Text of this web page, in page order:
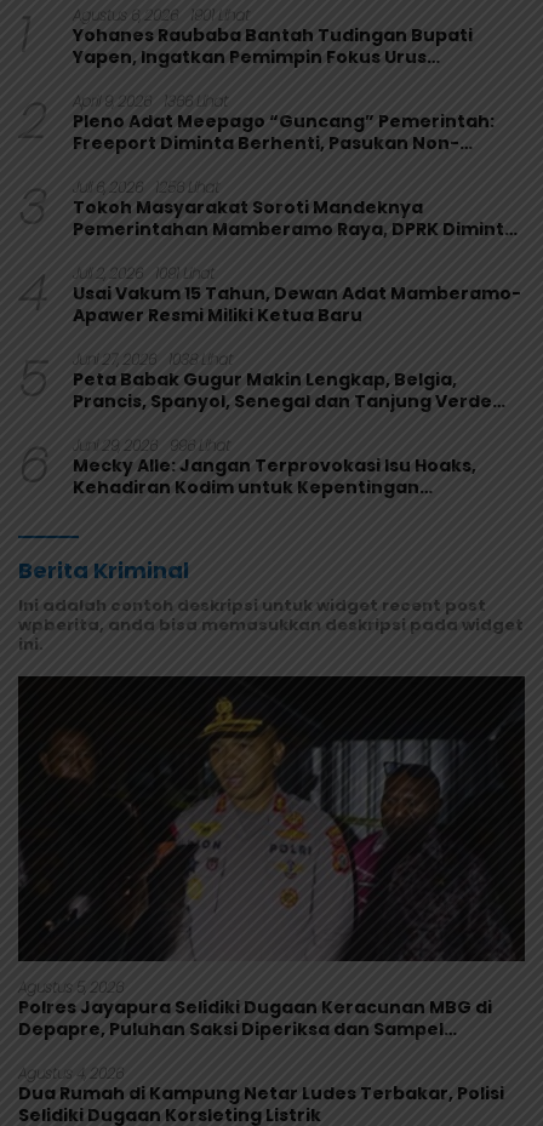
1 Agustus 6, 2026 1901 Lihat
Yohanes Raubaba Bantah Tudingan Bupati
Yapen, Ingatkan Pemimpin Fokus Urus
2 April 9, 2026 1366 Lihat
Pleno Adat Meepago “Guncang” Pemerintah:
Freeport Diminta Berhenti, Pasukan Non-
3 Juli 6, 2026 1256 Lihat
Tokoh Masyarakat Soroti Mandeknya
Pemerintahan Mamberamo Raya, DPRK Diminta
4 Juli 2, 2026 1091 Lihat
Usai Vakum 15 Tahun, Dewan Adat Mamberamo-
Apawer Resmi Miliki Ketua Baru
5 Juni 27, 2026 1038 Lihat
Peta Babak Gugur Makin Lengkap, Belgia,
Prancis, Spanyol, Senegal dan Tanjung Verde
6 Juni 29, 2026 996 Lihat
Mecky Alle: Jangan Terprovokasi Isu Hoaks,
Kehadiran Kodim untuk Kepentingan
Berita Kriminal
Ini adalah contoh deskripsi untuk widget recent post
wpberita, anda bisa memasukkan deskripsi pada widget
ini.
Agustus 5, 2026
Polres Jayapura Selidiki Dugaan Keracunan MBG di
Depapre, Puluhan Saksi Diperiksa dan Sampel
Agustus 4, 2026
Dua Rumah di Kampung Netar Ludes Terbakar, Polisi
Selidiki Dugaan Korsleting Listrik